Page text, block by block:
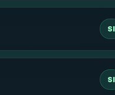
SI
SI